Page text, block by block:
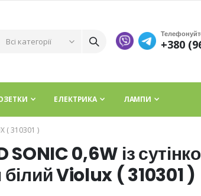
+380
ЕЛЕКТРИКА ЛАМПИ
( 310301​​​​​ )
SONIC 0,6W із
Violux ( 310301​​​​​ )